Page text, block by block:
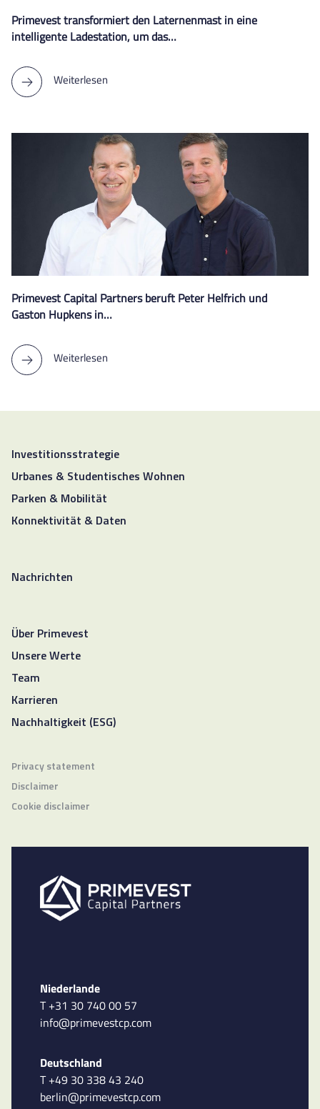
Primevest transformiert den Laternenmast in eine
intelligente Ladestation, um das…
Weiterlesen
Primevest Capital Partners beruft Peter Helfrich und
Gaston Hupkens in…
Weiterlesen
Investitionsstrategie
Urbanes & Studentisches Wohnen
Parken & Mobilität
Konnektivität & Daten
Nachrichten
Über Primevest
Unsere Werte
Team
Karrieren
Nachhaltigkeit (ESG)
Privacy statement
Disclaimer
Cookie disclaimer
Niederlande
T +31 30 740 00 57
info@primevestcp.com
Deutschland
T +49 30 338 43 240
berlin@primevestcp.com